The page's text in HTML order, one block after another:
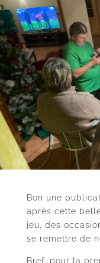
Bon une
après cette
jeu, des
se remettre de
Bref, pour la